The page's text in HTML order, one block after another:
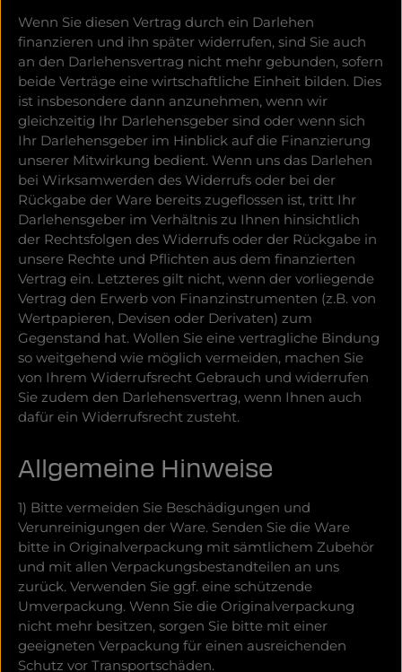
Wenn Sie diesen Vertrag durch ein Darlehen
finanzieren und ihn später widerrufen, sind Sie auch
an den Darlehensvertrag nicht mehr gebunden, sofern
beide Verträge eine wirtschaftliche Einheit bilden. Dies
ist insbesondere dann anzunehmen, wenn wir
gleichzeitig Ihr Darlehensgeber sind oder wenn sich
Ihr Darlehensgeber im Hinblick auf die Finanzierung
unserer Mitwirkung bedient. Wenn uns das Darlehen
bei Wirksamwerden des Widerrufs oder bei der
Rückgabe der Ware bereits zugeflossen ist, tritt Ihr
Darlehensgeber im Verhältnis zu Ihnen hinsichtlich
der Rechtsfolgen des Widerrufs oder der Rückgabe in
unsere Rechte und Pflichten aus dem finanzierten
Vertrag ein. Letzteres gilt nicht, wenn der vorliegende
Vertrag den Erwerb von Finanzinstrumenten (z.B. von
Wertpapieren, Devisen oder Derivaten) zum
Gegenstand hat. Wollen Sie eine vertragliche Bindung
so weitgehend wie möglich vermeiden, machen Sie
von Ihrem Widerrufsrecht Gebrauch und widerrufen
Sie zudem den Darlehensvertrag, wenn Ihnen auch
dafür ein Widerrufsrecht zusteht.
Allgemeine Hinweise
1) Bitte vermeiden Sie Beschädigungen und
Verunreinigungen der Ware. Senden Sie die Ware
bitte in Originalverpackung mit sämtlichem Zubehör
und mit allen Verpackungsbestandteilen an uns
zurück. Verwenden Sie ggf. eine schützende
Umverpackung. Wenn Sie die Originalverpackung
nicht mehr besitzen, sorgen Sie bitte mit einer
geeigneten Verpackung für einen ausreichenden
Schutz vor Transportschäden.